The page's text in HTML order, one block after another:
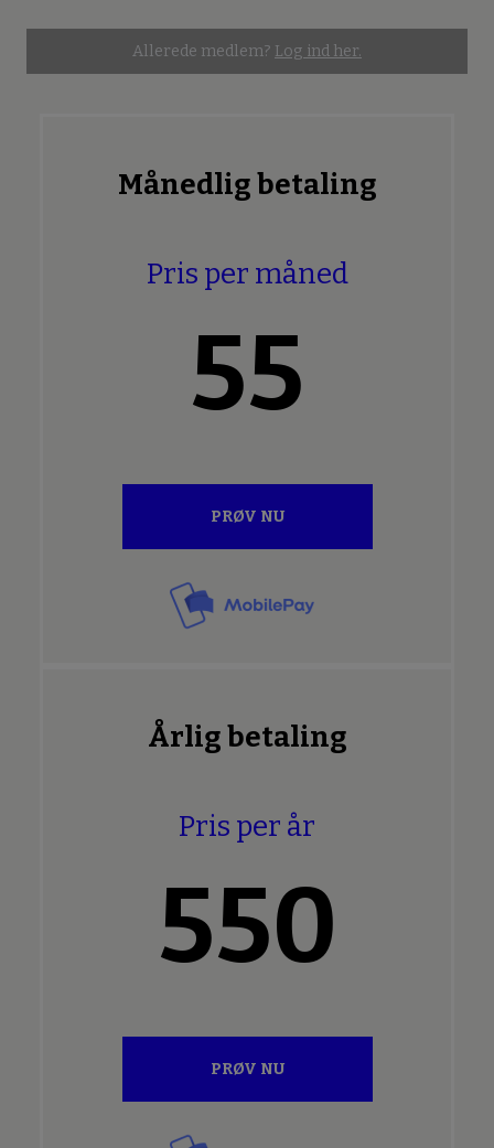
Allerede medlem? Log ind her.
Månedlig betaling
Pris per måned
55
PRØV NU
Årlig betaling
Pris per år
550
PRØV NU